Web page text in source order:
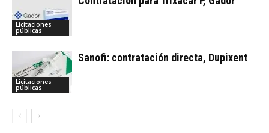
Licitaciones
públicas
Licitaciones
públicas
Sanofi: contratación directa, Dupixent